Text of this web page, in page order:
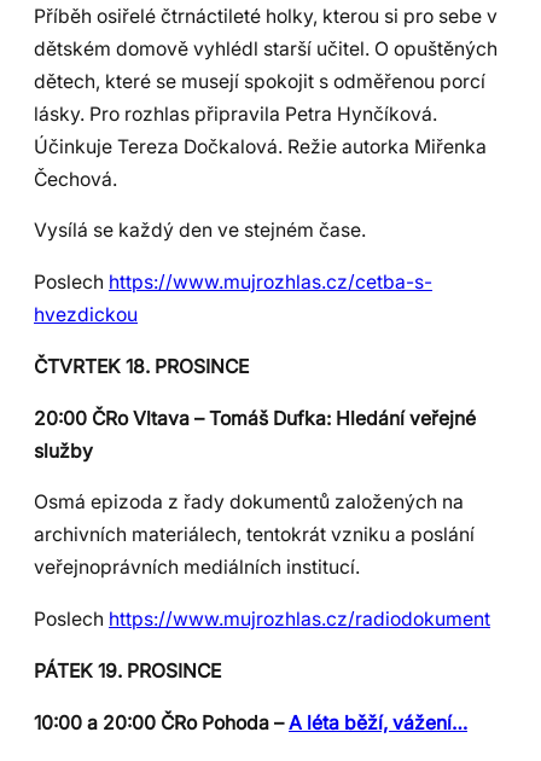
Příběh osiřelé čtrnáctileté holky, kterou si pro sebe v
dětském domově vyhlédl starší učitel. O opuštěných
dětech, které se musejí spokojit s odměřenou porcí
lásky. Pro rozhlas připravila Petra Hynčíková.
Účinkuje Tereza Dočkalová. Režie autorka Miřenka
Čechová.
Vysílá se každý den ve stejném čase.
Poslech https://www.mujrozhlas.cz/cetba-s-
hvezdickou
ČTVRTEK 18. PROSINCE
20:00 ČRo Vltava – Tomáš Dufka: Hledání veřejné
služby
Osmá epizoda z řady dokumentů založených na
archivních materiálech, tentokrát vzniku a poslání
veřejnoprávních mediálních institucí.
Poslech https://www.mujrozhlas.cz/radiodokument
PÁTEK 19. PROSINCE
10:00 a 20:00 ČRo Pohoda –A léta běží, vážení…